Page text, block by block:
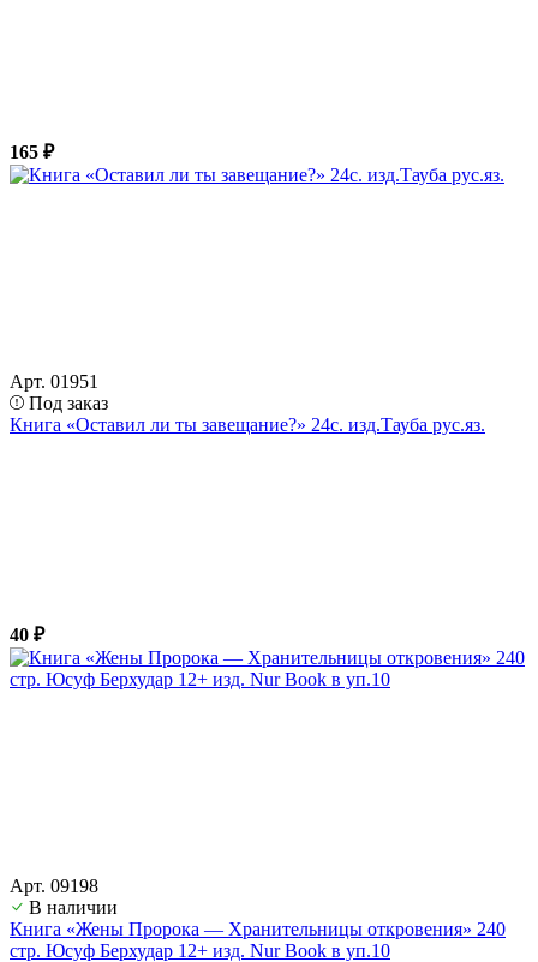
165 ₽
Арт. 01951
Под заказ
Книга «Оставил ли ты завещание?» 24с. изд.Тауба рус.яз.
40 ₽
Арт. 09198
В наличии
Книга «Жены Пророка — Хранительницы откровения» 240
стр. Юсуф Берхудар 12+ изд. Nur Book в уп.10